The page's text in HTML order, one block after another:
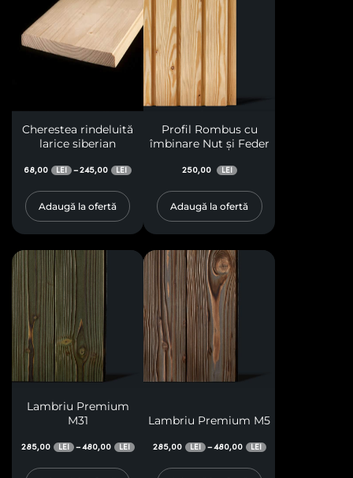
Cherestea rindeluită
larice siberian
68,00 LEI –245,00 LEI
Adaugă la ofertă
Profil Rombus cu
îmbinare Nut și Feder
250,00 LEI
Adaugă la ofertă
Lambriu Premium
M31
285,00 LEI –480,00 LEI
Lambriu Premium M5
285,00 LEI –480,00 LEI